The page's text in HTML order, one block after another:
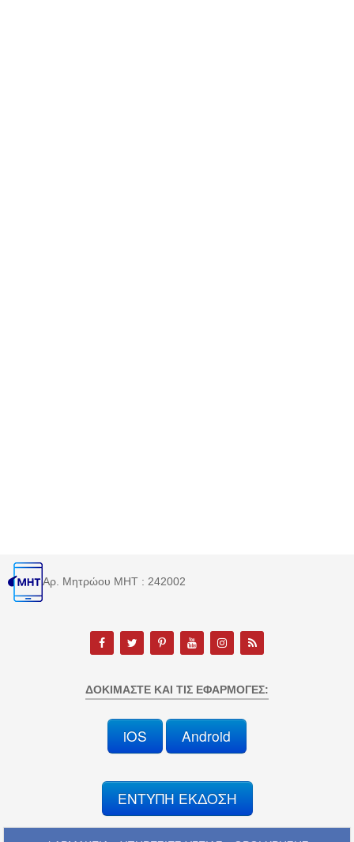
Αρ. Μητρώου MHT : 242002
ΔΟΚΙΜΆΣΤΕ ΚΑΙ ΤΙΣ ΕΦΑΡΜΟΓΈΣ:
iOS Android
ΕΝΤΥΠΗ ΕΚΔΟΣΗ